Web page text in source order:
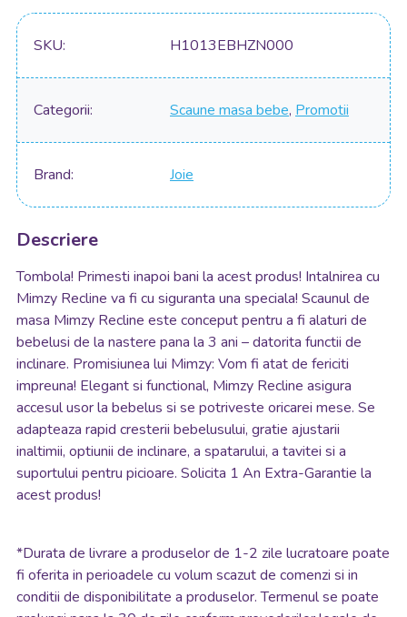
SKU H1013EBHZN000
Categorii Scaune masa bebe, Promotii
Brand Joie
Descriere
Tombola! Primesti inapoi bani la acest produs! Intalnirea cu
Mimzy Recline va fi cu siguranta una speciala! Scaunul de
masa Mimzy Recline este conceput pentru a fi alaturi de
bebelusi de la nastere pana la 3 ani – datorita functii de
inclinare. Promisiunea lui Mimzy: Vom fi atat de fericiti
impreuna! Elegant si functional, Mimzy Recline asigura
accesul usor la bebelus si se potriveste oricarei mese. Se
adapteaza rapid cresterii bebelusului, gratie ajustarii
inaltimii, optiunii de inclinare, a spatarului, a tavitei si a
suportului pentru picioare. Solicita 1 An Extra-Garantie la
acest produs!
*Durata de livrare a produselor de 1-2 zile lucratoare poate
fi oferita in perioadele cu volum scazut de comenzi si in
conditii de disponibilitate a produselor. Termenul se poate